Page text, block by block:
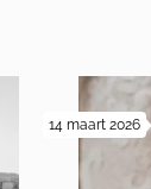
14 maart 2026